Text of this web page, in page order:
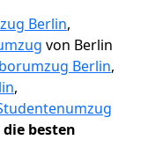
Berlin,
von Berlin
Berlin,
,
besten